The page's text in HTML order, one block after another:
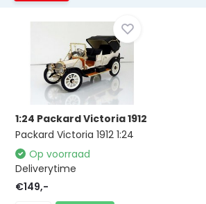
1:24 Packard Victoria 1912
Packard Victoria 1912 1:24
Op voorraad
Deliverytime
€149,-